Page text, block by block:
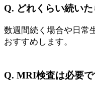
Q. どれくらい続い
数週間続く場合や日常
おすすめします。
Q. MRI検査は必要で